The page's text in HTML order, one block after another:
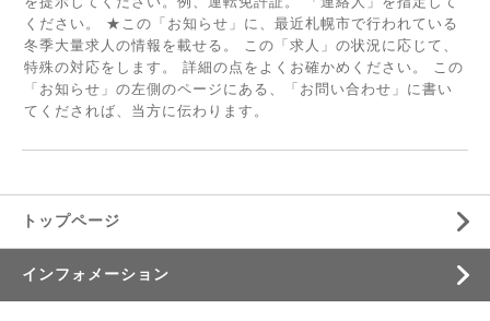
ください。 ★この「お知らせ」に、最近札幌市で行われている
冬季大量求人の情報を載せる。 この「求人」の状況に応じて、
特殊の対応をします。 詳細の点をよくお確かめください。 この
「お知らせ」の左側のページにある、「お問い合わせ」に書い
てくだされば、当方に伝わります。
トップページ
インフォメーション